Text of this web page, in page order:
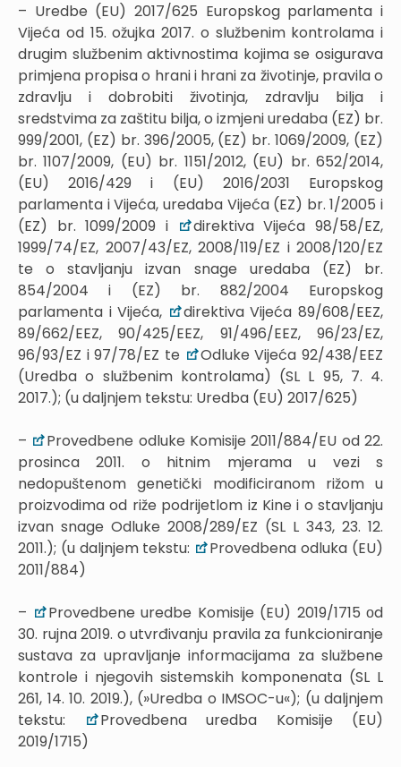
– Uredbe (EU) 2017/625 Europskog parlamenta i
Vijeća od 15. ožujka 2017. o službenim kontrolama i
drugim službenim aktivnostima kojima se osigurava
primjena propisa o hrani i hrani za životinje, pravila o
zdravlju i dobrobiti životinja, zdravlju bilja i
sredstvima za zaštitu bilja, o izmjeni uredaba (EZ) br.
999/2001, (EZ) br. 396/2005, (EZ) br. 1069/2009, (EZ)
br. 1107/2009, (EU) br. 1151/2012, (EU) br. 652/2014,
(EU) 2016/429 i (EU) 2016/2031 Europskog
parlamenta i Vijeća, uredaba Vijeća (EZ) br. 1/2005 i
(EZ) br. 1099/2009 i
direktiva Vijeća 98/58/EZ,
1999/74/EZ, 2007/43/EZ, 2008/119/EZ i 2008/120/EZ
te o stavljanju izvan snage uredaba (EZ) br.
854/2004 i (EZ) br. 882/2004 Europskog
parlamenta i Vijeća,
direktiva Vijeća 89/608/EEZ,
89/662/EEZ, 90/425/EEZ, 91/496/EEZ, 96/23/EZ,
96/93/EZ i 97/78/EZ te
Odluke Vijeća 92/438/EEZ
(Uredba o službenim kontrolama) (SL L 95, 7. 4.
2017.); (u daljnjem tekstu: Uredba (EU) 2017/625)
–
Provedbene odluke Komisije 2011/884/EU od 22.
prosinca 2011. o hitnim mjerama u vezi s
nedopuštenom genetički modificiranom rižom u
proizvodima od riže podrijetlom iz Kine i o stavljanju
izvan snage Odluke 2008/289/EZ (SL L 343, 23. 12.
2011.); (u daljnjem tekstu:
Provedbena odluka (EU)
2011/884)
–
Provedbene uredbe Komisije (EU) 2019/1715 оd
30. rujna 2019. o utvrđivanju pravila za funkcioniranje
sustava za upravljanje informacijama za službene
kontrole i njegovih sistemskih komponenata (SL L
261, 14. 10. 2019.), (»Uredba o IMSOC-u«); (u daljnjem
tekstu:
Provedbena uredba Komisije (EU)
2019/1715)